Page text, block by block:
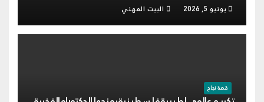
يونيو 5, 2026 البيت المهني
قصة نجاح